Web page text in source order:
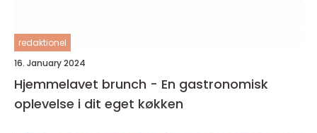
redaktionel
16. January 2024
Hjemmelavet brunch - En gastronomisk
oplevelse i dit eget køkken